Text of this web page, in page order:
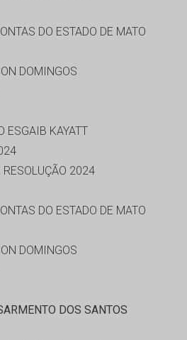
DO ESTADO DE MATO
DOMINGOS
ESGAIB KAYATT
RESOLUÇÃO 2024
DO ESTADO DE MATO
DOMINGOS
DOS SANTOS